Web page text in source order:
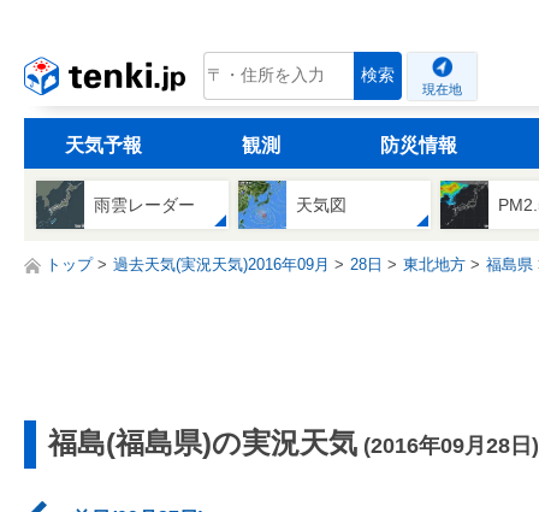
tenki.jp 検索
現在地
天気予報 観測 防災情報
雨雲レーダー 天気図
トップ 過去天気(実況天気)2016年09月 28日 東北地方 福島県
福島(福島県)の実況天気 (2016年09月28日)